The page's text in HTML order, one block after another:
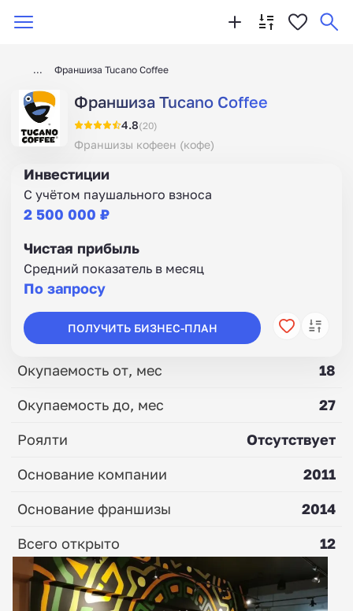
Франшиза Tucano Coffee
Франшиза Tucano Coffee
4.8(20)
Франшизы кофеен (кофе)
Инвестиции
С учётом паушального взноса
2 500 000 ₽
Чистая прибыль
Средний показатель в месяц
По запросу
ПОЛУЧИТЬ БИЗНЕС-ПЛАН
Окупаемость от, мес
18
Окупаемость до, мес
27
Роялти
Отсутствует
Основание компании
2011
Основание франшизы
2014
Всего открыто
12